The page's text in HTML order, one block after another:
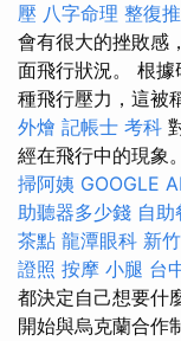
壓 八字命理 整復
會有很大的挫敗感
面飛行狀況。 根
種飛行壓力，這被
外燴 記帳士 考科
經在飛行中的現象。
掃阿姨 GOOGLE
助聽器多少錢 自助
茶點 龍潭眼科 新
證照 按摩 小腿 台
都決定自己想要什
開始與烏克蘭合作